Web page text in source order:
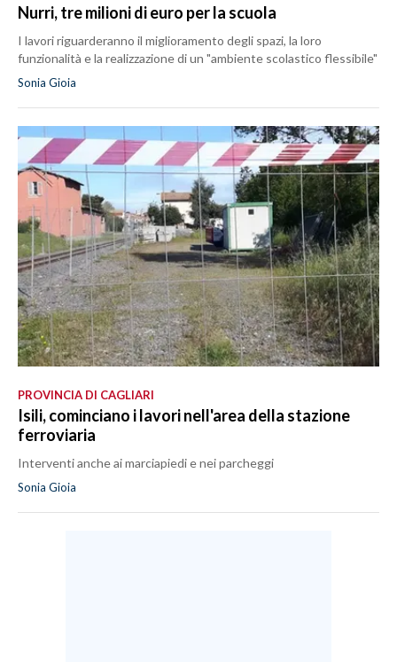
Nurri, tre milioni di euro per la scuola
I lavori riguarderanno il miglioramento degli spazi, la loro
funzionalità e la realizzazione di un "ambiente scolastico flessibile"
Sonia Gioia
PROVINCIA DI CAGLIARI
Isili, cominciano i lavori nell'area della stazione
ferroviaria
Interventi anche ai marciapiedi e nei parcheggi
Sonia Gioia